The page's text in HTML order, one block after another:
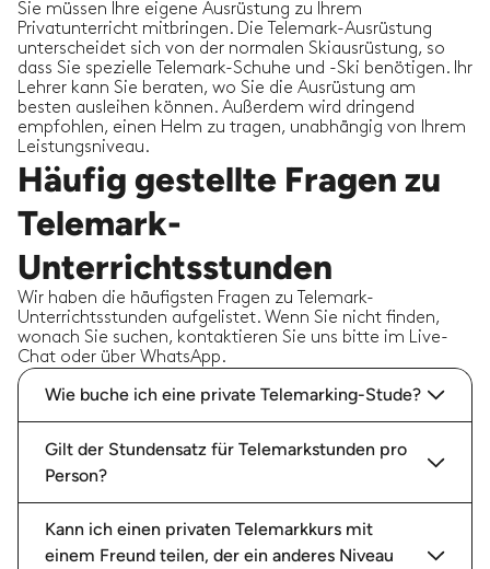
Sie müssen Ihre eigene Ausrüstung zu Ihrem
Privatunterricht mitbringen. Die Telemark-Ausrüstung
unterscheidet sich von der normalen Skiausrüstung, so
dass Sie spezielle Telemark-Schuhe und -Ski benötigen. Ihr
Lehrer kann Sie beraten, wo Sie die Ausrüstung am
besten ausleihen können. Außerdem wird dringend
empfohlen, einen Helm zu tragen, unabhängig von Ihrem
Leistungsniveau.
Häufig gestellte Fragen zu
Telemark-
Unterrichtsstunden
Wir haben die häufigsten Fragen zu Telemark-
Unterrichtsstunden aufgelistet. Wenn Sie nicht finden,
wonach Sie suchen, kontaktieren Sie uns bitte im Live-
Chat oder über WhatsApp.
Wie buche ich eine private Telemarking-Stude?
Gilt der Stundensatz für Telemarkstunden pro
Person?
Kann ich einen privaten Telemarkkurs mit
einem Freund teilen, der ein anderes Niveau